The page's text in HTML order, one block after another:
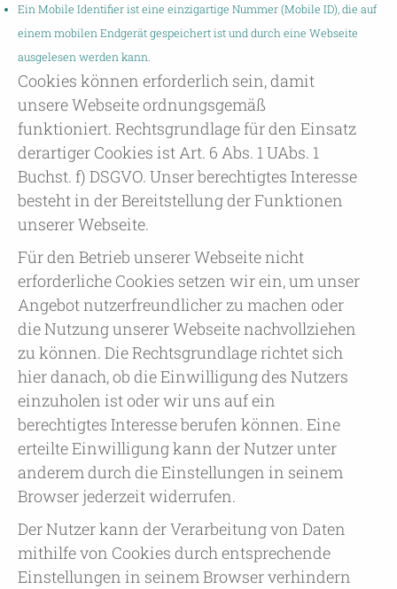
Ein Mobile Identifier ist eine einzigartige Nummer (Mobile ID), die auf
einem mobilen Endgerät gespeichert ist und durch eine Webseite
ausgelesen werden kann.
Cookies können erforderlich sein, damit
unsere Webseite ordnungsgemäß
funktioniert. Rechtsgrundlage für den Einsatz
derartiger Cookies ist Art. 6 Abs. 1 UAbs. 1
Buchst. f) DSGVO. Unser berechtigtes Interesse
besteht in der Bereitstellung der Funktionen
unserer Webseite.
Für den Betrieb unserer Webseite nicht
erforderliche Cookies setzen wir ein, um unser
Angebot nutzerfreundlicher zu machen oder
die Nutzung unserer Webseite nachvollziehen
zu können. Die Rechtsgrundlage richtet sich
hier danach, ob die Einwilligung des Nutzers
einzuholen ist oder wir uns auf ein
berechtigtes Interesse berufen können. Eine
erteilte Einwilligung kann der Nutzer unter
anderem durch die Einstellungen in seinem
Browser jederzeit widerrufen.
Der Nutzer kann der Verarbeitung von Daten
mithilfe von Cookies durch entsprechende
Einstellungen in seinem Browser verhindern